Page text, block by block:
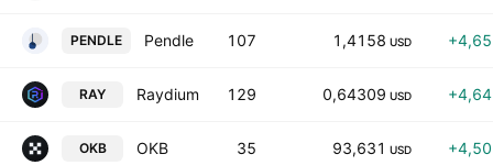
PENDLE Pendle 107 1,4158 USD
RAY Raydium 129 0,64309 USD
OKB OKB 35 93,631 USD